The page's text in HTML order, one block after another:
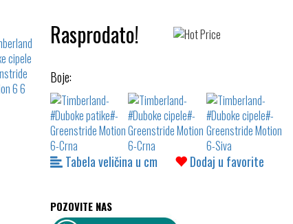
Rasprodato!
Boje:
Tabela veličina u cm Dodaj u favorite
POZOVITE NAS